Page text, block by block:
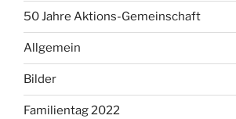
50 Jahre Aktions-Gemeinschaft
Allgemein
Bilder
Familientag 2022